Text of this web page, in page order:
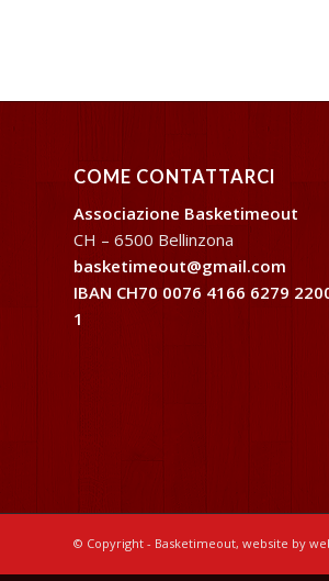
COME CONTATTARCI
Associazione Basketimeout
CH – 6500 Bellinzona
basketimeout@gmail.com
IBAN CH70 0076 4166 6279
1
© Copyright - Basketimeout, website by